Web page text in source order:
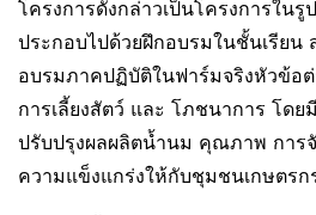
โครงการดังกล่าวเป็นโครงการใน
ประกอบไปด้วยฝึกอบรมในชั้นเรียน
อบรมภาคปฏิบัติในฟาร์มจริงหัวข้อ
การเลี้ยงสัตว์ และ โภชนาการ โดย
ปรับปรุงผลผลิตน้ำนม คุณภาพ การ
ความแข็งแกร่งให้กับชุมชนเกษตรก